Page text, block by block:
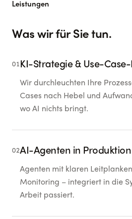
Leistungen
Was wir für Sie tun.
01 KI-Strategie & Use-
Wir durchleuchten Ihre
Cases nach Hebel und
wo AI nichts bringt.
02AI-Agenten in Produktion
Agenten mit klaren
Monitoring – integriert in die
Arbeit passiert.